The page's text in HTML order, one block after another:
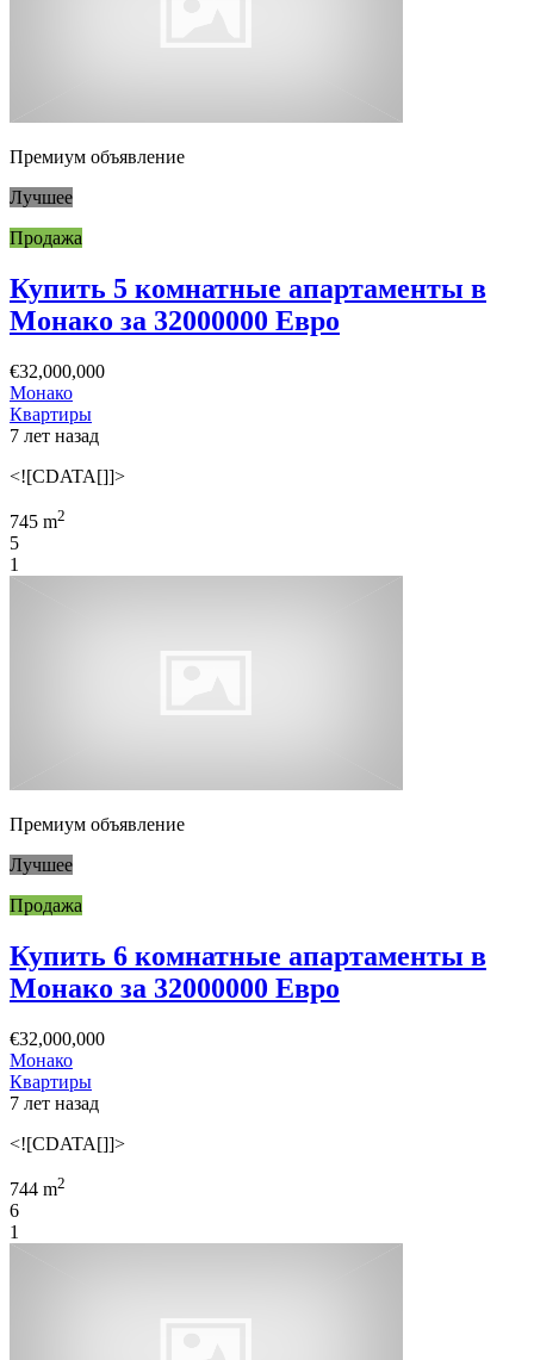
Премиум объявление
Лучшее
Продажа
Купить 5 комнатные апартаменты в
Монако за 32000000 Евро
€32,000,000
Монако
Квартиры
7 лет назад
<![CDATA[]]>
745 m2
5
1
Премиум объявление
Лучшее
Продажа
Купить 6 комнатные апартаменты в
Монако за 32000000 Евро
€32,000,000
Монако
Квартиры
7 лет назад
<![CDATA[]]>
744 m2
6
1